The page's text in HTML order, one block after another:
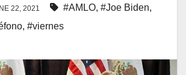
22, 2021 #AMLO, #Joe Biden,
, #viernes